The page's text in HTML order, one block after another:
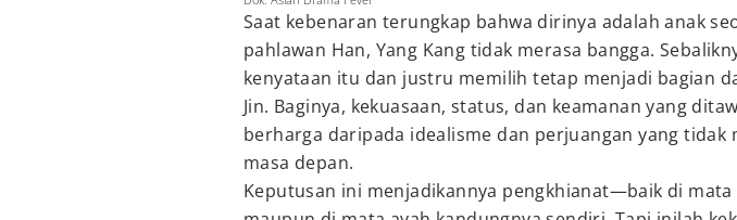
Saat kebenaran terungkap bahwa dirinya adalah anak
pahlawan Han, Yang Kang tidak merasa bangga.
kenyataan itu dan justru memilih tetap menjadi bagian
Jin. Baginya, kekuasaan, status, dan keamanan yang
berharga daripada idealisme dan perjuangan yang tidak
masa depan.
Keputusan ini menjadikannya pengkhianat—baik di mata